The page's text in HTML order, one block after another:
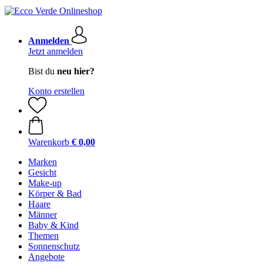
Anmelden
Jetzt anmelden
Bist du neu hier?
Konto erstellen
Warenkorb € 0,00
Marken
Gesicht
Make-up
Körper & Bad
Haare
Männer
Baby & Kind
Themen
Sonnenschutz
Angebote